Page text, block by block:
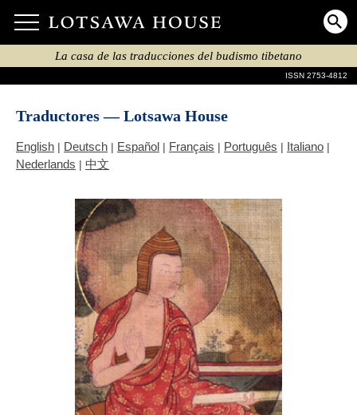
La casa de las traducciones del budismo tibetano
ISSN 2753-4812
Traductores — Lotsawa House
English | Deutsch | Español | Français | Português | Italiano |
Nederlands | 中文